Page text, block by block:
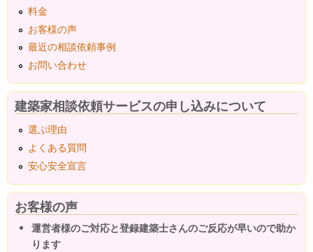
料金
お客様の声
最近の相談依頼事例
お問い合わせ
建築家相談依頼サービスの申し込みについて
選ぶ理由
よくある質問
安心安全宣言
お客様の声
運営者様のご対応と登録建築士さんのご反応が早いので助か
ります